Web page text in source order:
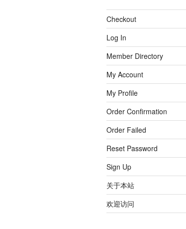
Checkout
Log In
Member Directory
My Account
My Profile
Order Confirmation
Order Failed
Reset Password
Sign Up
关于本站
欢迎访问